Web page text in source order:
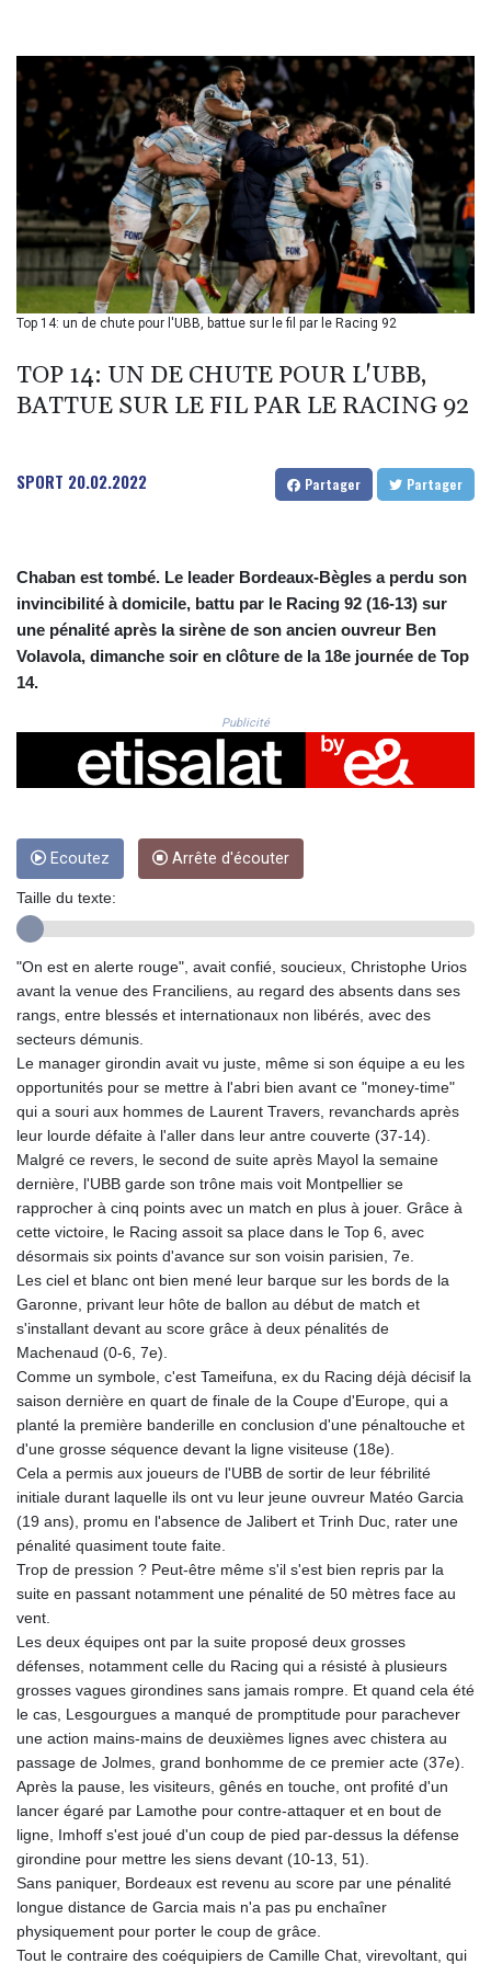
BMD 1.156136
BND 1.477082
BOB 13.69983
BRL 5.876989
BSD 1.152686
BTN 109.688637
BWP 15.558807
BYN 3.432357
BYR 22660.258427
BZD 2.318271
CAD 1.61333
CDF 2615.761404
CLF 0.026836
CLP 1056.199727
COP 3633.55485
CRC 523.993489
CVE 110.26363
DJF 205.267449
DKK 7.477932
DOP 67.289164
ERN 17.342035
ETB 186.049588
FJD 2.553384
GEL 3.017966
GGP 0.8566
GNF 10123.874202
GTQ 8.794891
GYD 241.157003
HNL 30.895616
HRK 7.536622
HTG 150.718127
HUF 363.096405
IDR 20580.370421
ILS 3.468234
IMP 0.8566
INR 110.076256
IQD 1509.981237
IRR
1590322.371805
ISK 142.598215
JMD 183.057725
JOD 0.819746
JPY 182.445186
KES 149.158147
KGS 101.104505
KHR 4681.941823
KMF 492.514185
KWD 0.356853
KYD 0.960588
LAK 26025.676609
LBP
103223.017367
LKR 386.635196
LRD 208.057415
LSL 18.726567
LTL 3.413768
LVL 0.699335
LYD 7.331909
MAD 10.743067
MDL 20.044751
MGA 4918.938878
MKD 61.524236
Top 14: un de chute pour l'UBB, battue sur le fil par le Racing 92
TOP 14: UN DE CHUTE POUR L'UBB,
BATTUE SUR LE FIL PAR LE RACING 92
SPORT 20.02.2022 Partager Partager
Chaban est tombé. Le leader Bordeaux-Bègles a perdu son
invincibilité à domicile, battu par le Racing 92 (16-13) sur
une pénalité après la sirène de son ancien ouvreur Ben
Volavola, dimanche soir en clôture de la 18e journée de Top
14.
Publicité
Ecoutez Arrête d'écouter
Taille du texte:
"On est en alerte rouge", avait confié, soucieux, Christophe Urios
avant la venue des Franciliens, au regard des absents dans ses
rangs, entre blessés et internationaux non libérés, avec des
secteurs démunis.
Le manager girondin avait vu juste, même si son équipe a eu les
opportunités pour se mettre à l'abri bien avant ce "money-time"
qui a souri aux hommes de Laurent Travers, revanchards après
leur lourde défaite à l'aller dans leur antre couverte (37-14).
Malgré ce revers, le second de suite après Mayol la semaine
dernière, l'UBB garde son trône mais voit Montpellier se
rapprocher à cinq points avec un match en plus à jouer. Grâce à
cette victoire, le Racing assoit sa place dans le Top 6, avec
désormais six points d'avance sur son voisin parisien, 7e.
Les ciel et blanc ont bien mené leur barque sur les bords de la
Garonne, privant leur hôte de ballon au début de match et
s'installant devant au score grâce à deux pénalités de
Machenaud (0-6, 7e).
Comme un symbole, c'est Tameifuna, ex du Racing déjà décisif la
saison dernière en quart de finale de la Coupe d'Europe, qui a
planté la première banderille en conclusion d'une pénaltouche et
d'une grosse séquence devant la ligne visiteuse (18e).
Cela a permis aux joueurs de l'UBB de sortir de leur fébrilité
initiale durant laquelle ils ont vu leur jeune ouvreur Matéo Garcia
(19 ans), promu en l'absence de Jalibert et Trinh Duc, rater une
pénalité quasiment toute faite.
Trop de pression ? Peut-être même s'il s'est bien repris par la
suite en passant notamment une pénalité de 50 mètres face au
vent.
Les deux équipes ont par la suite proposé deux grosses
défenses, notamment celle du Racing qui a résisté à plusieurs
grosses vagues girondines sans jamais rompre. Et quand cela été
le cas, Lesgourgues a manqué de promptitude pour parachever
une action mains-mains de deuxièmes lignes avec chistera au
passage de Jolmes, grand bonhomme de ce premier acte (37e).
Après la pause, les visiteurs, gênés en touche, ont profité d'un
lancer égaré par Lamothe pour contre-attaquer et en bout de
ligne, Imhoff s'est joué d'un coup de pied par-dessus la défense
girondine pour mettre les siens devant (10-13, 51).
Sans paniquer, Bordeaux est revenu au score par une pénalité
longue distance de Garcia mais n'a pas pu enchaîner
physiquement pour porter le coup de grâce.
Tout le contraire des coéquipiers de Camille Chat, virevoltant, qui